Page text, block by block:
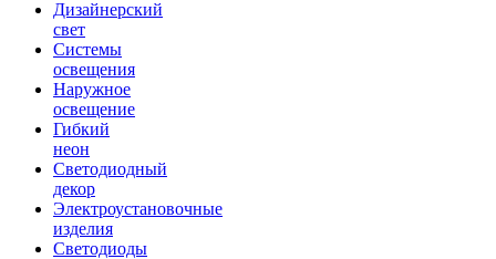
Дизайнерский
свет
Системы
освещения
Наружное
освещение
Гибкий
неон
Светодиодный
декор
Электроустановочные
изделия
Светодиоды